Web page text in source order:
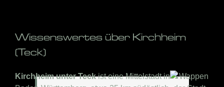
Wissenswertes über Kirchheim
(Teck)
Kirchheim unter Teckist eine Mittelstadt in